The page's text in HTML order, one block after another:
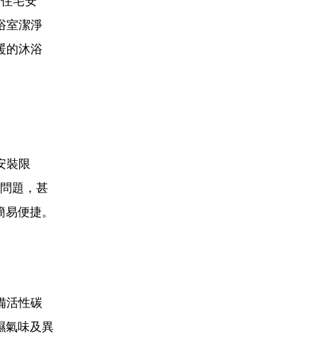
室潔淨
的沐浴
裝限
題，甚
便捷。
活性碳
氣味及異